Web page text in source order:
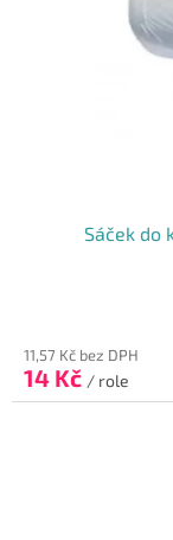
Sáček do
11,57 Kč bez DPH
14 Kč / role